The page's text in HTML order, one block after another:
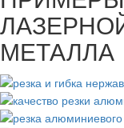
МЕТАЛЛА